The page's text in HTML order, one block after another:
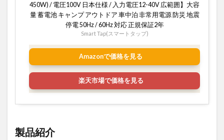
450W) / 電圧100V 日本仕様 / 入力電圧12-40V 広範囲】大容
量 蓄電池 キャンプ アウトドア 車中泊 非常用電源 防災 地震
停電 50Hz / 60Hz 対応 正規保証2年
Smart Tap(スマートタップ)
Amazonで価格を見る
楽天市場で価格を見る
製品紹介